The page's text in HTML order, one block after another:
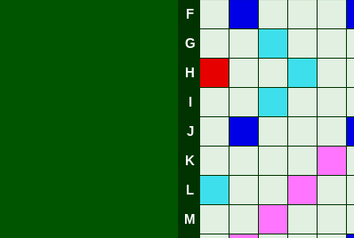
F
G
H
J
K
L
M